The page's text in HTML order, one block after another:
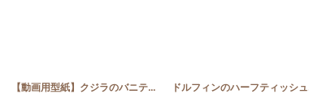
[HQKP_HIB]
【動画用型紙】クジラのバニティポーチ [HQP_V_KOHO_Pattern ]